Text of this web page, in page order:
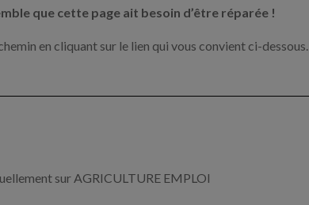
que cette page ait besoin d’être réparée !
en cliquant sur le lien qui vous convient ci-dessous.
sur AGRICULTURE EMPLOI